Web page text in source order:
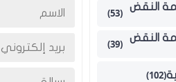
النقض
(53)
النقض
(39)
(102)